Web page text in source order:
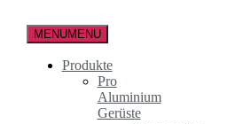
Inhalt
springen
MENUMENU
Produkte
Pro
Aluminium
Gerüste